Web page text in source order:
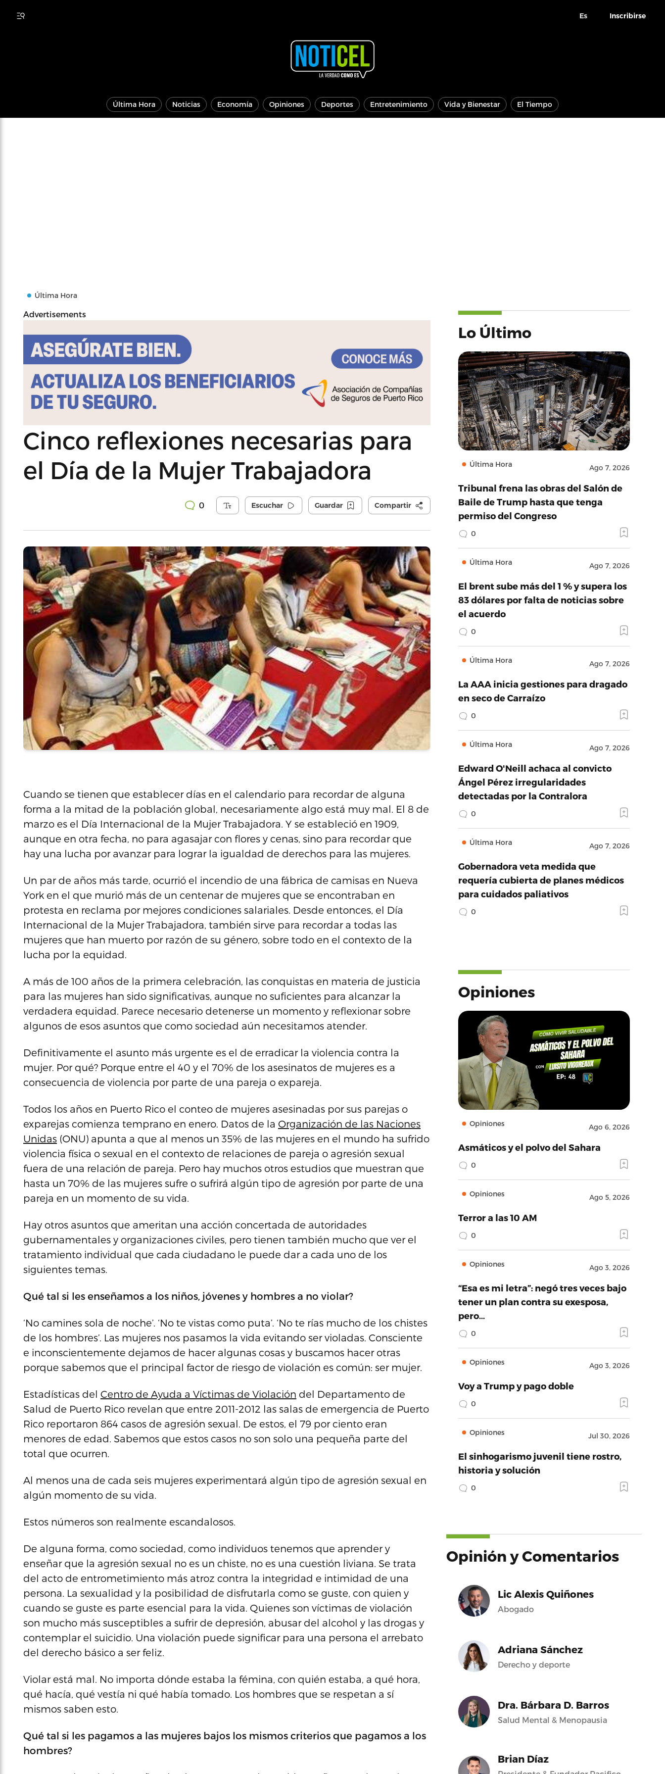
Es Inscribirse
Última Hora Noticias Economía Opiniones Deportes Entretenimiento Vida y Bienestar El Tiempo
Última Hora
Advertisements
Cinco reflexiones necesarias para
el Día de la Mujer Trabajadora
0 Escuchar Guardar Compartir
Cuando se tienen que establecer días en el calendario para recordar de alguna
forma a la mitad de la población global, necesariamente algo está muy mal. El 8 de
marzo es el Día Internacional de la Mujer Trabajadora. Y se estableció en 1909,
aunque en otra fecha, no para agasajar con flores y cenas, sino para recordar que
hay una lucha por avanzar para lograr la igualdad de derechos para las mujeres.
Un par de años más tarde, ocurrió el incendio de una fábrica de camisas en Nueva
York en el que murió más de un centenar de mujeres que se encontraban en
protesta en reclama por mejores condiciones salariales. Desde entonces, el Día
Internacional de la Mujer Trabajadora, también sirve para recordar a todas las
mujeres que han muerto por razón de su género, sobre todo en el contexto de la
lucha por la equidad.
A más de 100 años de la primera celebración, las conquistas en materia de justicia
para las mujeres han sido significativas, aunque no suficientes para alcanzar la
verdadera equidad. Parece necesario detenerse un momento y reflexionar sobre
algunos de esos asuntos que como sociedad aún necesitamos atender.
Definitivamente el asunto más urgente es el de erradicar la violencia contra la
mujer. Por qué? Porque entre el 40 y el 70% de los asesinatos de mujeres es a
consecuencia de violencia por parte de una pareja o expareja.
Todos los años en Puerto Rico el conteo de mujeres asesinadas por sus parejas o
exparejas comienza temprano en enero. Datos de la Organización de las Naciones
Unidas (ONU) apunta a que al menos un 35% de las mujeres en el mundo ha sufrido
violencia física o sexual en el contexto de relaciones de pareja o agresión sexual
fuera de una relación de pareja. Pero hay muchos otros estudios que muestran que
hasta un 70% de las mujeres sufre o sufrirá algún tipo de agresión por parte de una
pareja en un momento de su vida.
Hay otros asuntos que ameritan una acción concertada de autoridades
gubernamentales y organizaciones civiles, pero tienen también mucho que ver el
tratamiento individual que cada ciudadano le puede dar a cada uno de los
siguientes temas.
Qué tal si les enseñamos a los niños, jóvenes y hombres a no violar?
‘No camines sola de noche’. ‘No te vistas como puta’. ‘No te rías mucho de los chistes
de los hombres’. Las mujeres nos pasamos la vida evitando ser violadas. Consciente
e inconscientemente dejamos de hacer algunas cosas y buscamos hacer otras
porque sabemos que el principal factor de riesgo de violación es común: ser mujer.
Estadísticas del Centro de Ayuda a Víctimas de Violación del Departamento de
Salud de Puerto Rico revelan que entre 2011-2012 las salas de emergencia de Puerto
Rico reportaron 864 casos de agresión sexual. De estos, el 79 por ciento eran
menores de edad. Sabemos que estos casos no son solo una pequeña parte del
total que ocurren.
Al menos una de cada seis mujeres experimentará algún tipo de agresión sexual en
algún momento de su vida.
Estos números son realmente escandalosos.
De alguna forma, como sociedad, como individuos tenemos que aprender y
enseñar que la agresión sexual no es un chiste, no es una cuestión liviana. Se trata
del acto de entrometimiento más atroz contra la integridad e intimidad de una
persona. La sexualidad y la posibilidad de disfrutarla como se guste, con quien y
cuando se guste es parte esencial para la vida. Quienes son víctimas de violación
son mucho más susceptibles a sufrir de depresión, abusar del alcohol y las drogas y
contemplar el suicidio. Una violación puede significar para una persona el arrebato
del derecho básico a ser feliz.
Violar está mal. No importa dónde estaba la fémina, con quién estaba, a qué hora,
qué hacía, qué vestía ni qué había tomado. Los hombres que se respetan a sí
mismos saben esto.
Qué tal si les pagamos a las mujeres bajos los mismos criterios que pagamos a los
hombres?
Lo Último
Última Hora Ago 7, 2026
Tribunal frena las obras del Salón de
Baile de Trump hasta que tenga
permiso del Congreso
0
Última Hora Ago 7, 2026
El brent sube más del 1 % y supera los
83 dólares por falta de noticias sobre
el acuerdo
0
Última Hora Ago 7, 2026
La AAA inicia gestiones para dragado
en seco de Carraízo
0
Última Hora Ago 7, 2026
Edward O'Neill achaca al convicto
Ángel Pérez irregularidades
detectadas por la Contralora
0
Última Hora Ago 7, 2026
Gobernadora veta medida que
requería cubierta de planes médicos
para cuidados paliativos
0
Opiniones
Opiniones Ago 6, 2026
Asmáticos y el polvo del Sahara
0
Opiniones Ago 5, 2026
Terror a las 10 AM
0
Opiniones Ago 3, 2026
“Esa es mi letra”: negó tres veces bajo
tener un plan contra su exesposa,
pero…
0
Opiniones Ago 3, 2026
Voy a Trump y pago doble
0
Opiniones Jul 30, 2026
El sinhogarismo juvenil tiene rostro,
historia y solución
0
Opinión y Comentarios
Lic Alexis Quiñones
Abogado
Adriana Sánchez
Derecho y deporte
Dra. Bárbara D. Barros
Salud Mental & Menopausia
Brian Díaz